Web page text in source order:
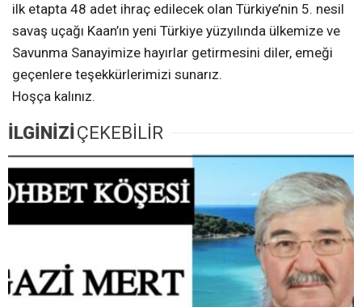
ilk etapta 48 adet ihraç edilecek olan Türkiye’nin 5. nesil
savaş uçağı Kaan’ın yeni Türkiye yüzyılında ülkemize ve
Savunma Sanayimize hayırlar getirmesini diler, emeği
geçenlere teşekkürlerimizi sunarız.
Hoşça kalınız.
İLGİNİZİÇEKEBİLİR